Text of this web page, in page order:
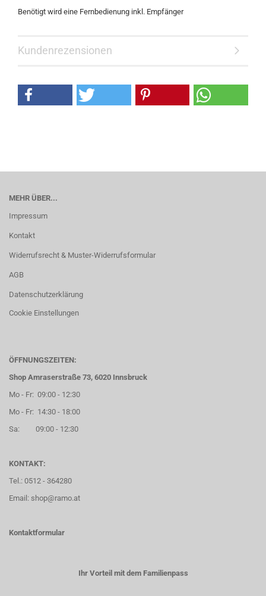
Benötigt wird eine Fernbedienung inkl. Empfänger
Kundenrezensionen
MEHR ÜBER...
Impressum
Kontakt
Widerrufsrecht & Muster-Widerrufsformular
AGB
Datenschutzerklärung
Cookie Einstellungen
ÖFFNUNGSZEITEN:
Shop Amraserstraße 73, 6020 Innsbruck
Mo - Fr: 09:00 - 12:30
Mo - Fr: 14:30 - 18:00
Sa: 09:00 - 12:30
KONTAKT:
Tel.: 0512 - 364280
Email: shop@ramo.at
Kontaktformular
Ihr Vorteil mit dem Familienpass